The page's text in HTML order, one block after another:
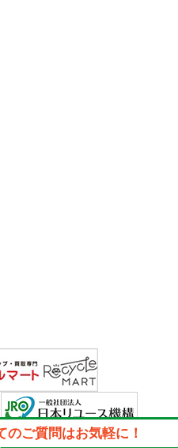
公安委員会許可
ご質問はお気軽に！